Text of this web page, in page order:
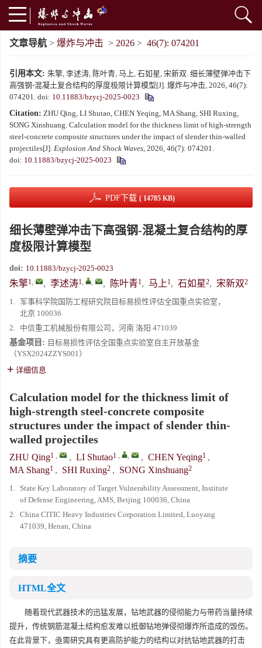
文章导航 > 爆炸与冲击 > 2026 > 46(7): 074201
引用本文: 朱擎, 李述涛, 陈叶青, 马上, 石如星, 宋新双. 细长薄壁弹冲击下
高强钢-混凝土复合结构的厚度极限计算模型[J]. 爆炸与冲击, 2026, 46(7):
074201. doi: 10.11883/bzycj-2025-0023
Citation: ZHU Qing, LI Shutao, CHEN Yeqing, MA Shang, SHI Ruxing,
SONG Xinshuang. Calculation model for the thickness limit of high-strength
steel-concrete composite structures under the impact of slender thin-walled
projectiles[J]. Explosion And Shock Waves, 2026, 46(7): 074201.
doi: 10.11883/bzycj-2025-0023
PDF下载 ( 14785 KB)
细长薄壁弹冲击下高强钢-混凝土复合结构的厚
度极限计算模型
doi: 10.11883/bzycj-2025-0023
朱擎1, , 李述涛1, , , 陈叶青1, 马上 1, 石如星2, 宋新双2
1. 军事科学院国防工程研究院目标易损性评估全国重点实验室，
北京 100036
2. 中信重工机械股份有限公司，河南 洛阳 471039
基金项目: 目标易损性评估全国重点实验室自主开放基金
（YSX2024ZZYS001）
详细信息
Calculation model for the thickness limit of
high-strength steel-concrete composite
structures under the impact of slender thin-
walled projectiles
ZHU Qing1 , , LI Shutao1 , , , CHEN Yeqing1 ,
MA Shang1 , SHI Ruxing2 , SONG Xinshuang2
1. State Key Laboratory of Target Vulnerability Assessment, Institute
of Defense Engineering, AMS, Beijing 100036, China
2. China CITIC Heavy Industries Corporation Limited, Luoyang
471039, Henan, China
摘要
HTML全文
随着现代武器技术的迅猛发展，钻地武器的侵彻能力与带药当量持续
提升，传统钢筋混凝土结构愈发难以抵御钻地弹侵彻爆炸所造成的毁伤。
在此背景下，亟需研究具有更高防护能力的结构以对抗钻地武器的打击